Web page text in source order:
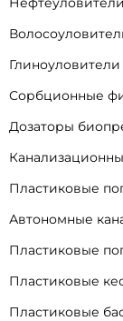
Сорбционные
Дозаторы
Пластиковые
Автономные
Пластиковые
Пластиковые
Пластиковые